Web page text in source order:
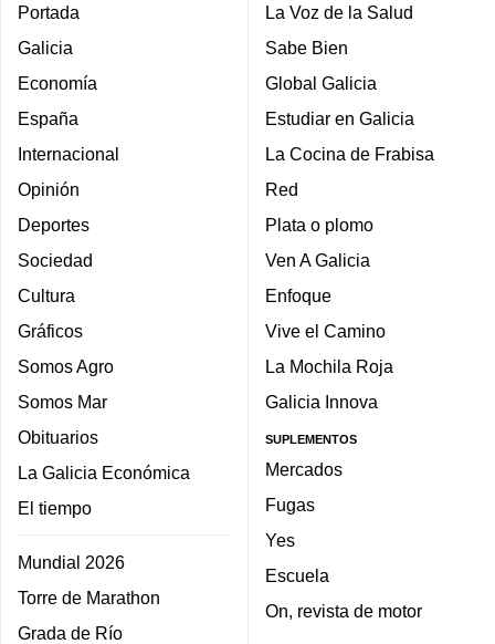
Portada
Galicia
Economía
España
Internacional
Opinión
Deportes
Sociedad
Cultura
Gráficos
Somos Agro
Somos Mar
Obituarios
La Galicia Económica
El tiempo
Mundial 2026
Torre de Marathon
Grada de Río
La Voz de la Salud
Sabe Bien
Global Galicia
Estudiar en Galicia
La Cocina de Frabisa
Red
Plata o plomo
Ven A Galicia
Enfoque
Vive el Camino
La Mochila Roja
Galicia Innova
SUPLEMENTOS
Mercados
Fugas
Yes
Escuela
On, revista de motor